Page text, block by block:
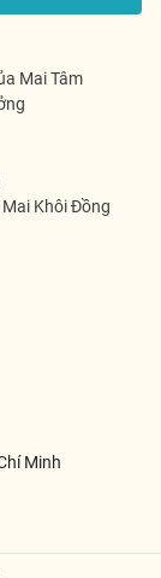
Minh
Mai Tâm
Khôi Đồng